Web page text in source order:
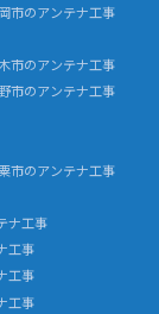
市のアンテナ工事
市のアンテナ工事
市のアンテナ工事
市のアンテナ工事
ナ工事
工事
工事
工事